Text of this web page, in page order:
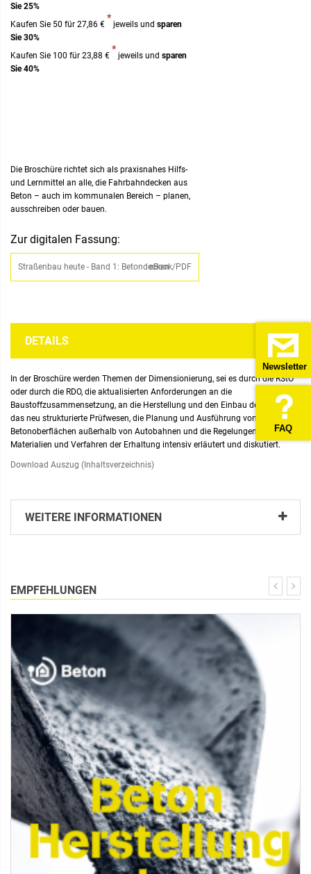
Newsletter
FAQ
Sie25%
Kaufen Sie 50 für 27,86 € * jeweils und sparen
Sie30%
Kaufen Sie 100 für 23,88 € * jeweils und sparen
Sie40%
Die Broschüre richtet sich als praxisnahes Hilfs-
und Lernmittel an alle, die Fahrbahndecken aus
Beton – auch im kommunalen Bereich – planen,
ausschreiben oder bauen.
Zur digitalen Fassung:
Straßenbau heute - Band 1: BetondeckeneBook/PDF
DETAILS
In der Broschüre werden Themen der Dimensionierung, sei es durch die RStO
oder durch die RDO, die aktualisierten Anforderungen an die
Baustoffzusammensetzung, an die Herstellung und den Einbau des Betons,
das neu strukturierte Prüfwesen, die Planung und Ausführung von
Betonoberflächen außerhalb von Autobahnen und die Regelungen zu
Materialien und Verfahren der Erhaltung intensiv erläutert und diskutiert.
Download Auszug (Inhaltsverzeichnis)
WEITERE INFORMATIONEN
EMPFEHLUNGEN